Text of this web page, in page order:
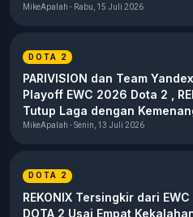
MikeApalah - Rabu, 15 Juli 2026
DOTA 2
PARIVISION dan Team
Playoff EWC 2026 Dota 2 ,
Tutup Laga dengan
MikeApalah - Senin, 13 Juli 2026
DOTA 2
REKONIX Tersingkir dari
DOTA 2 Usai Empat